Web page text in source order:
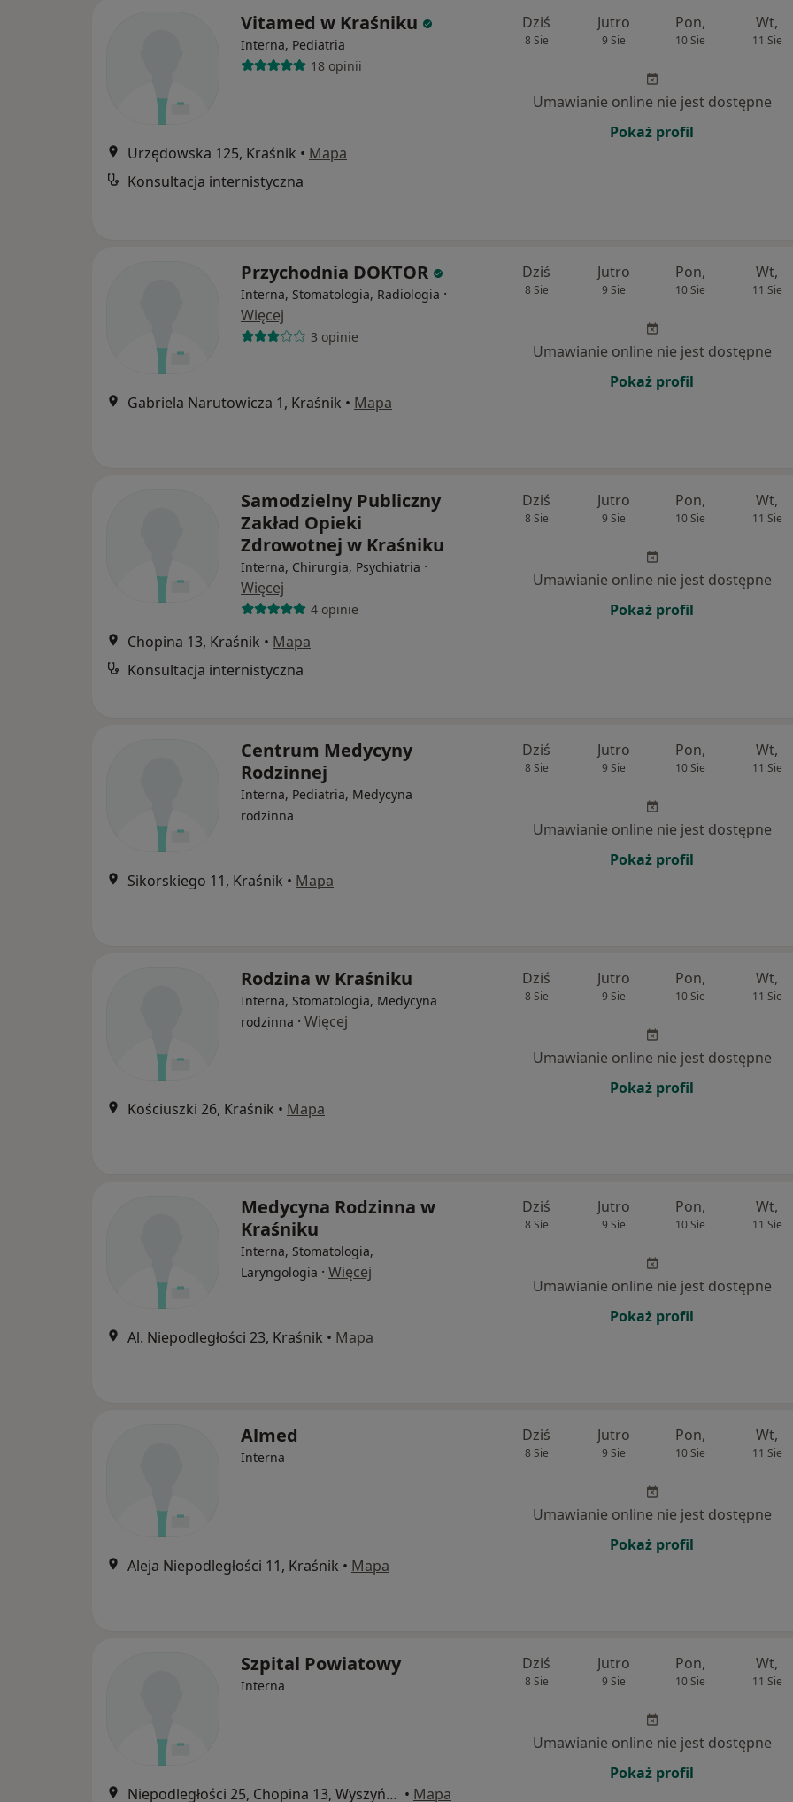
Vitamed w Kraśniku
Interna, Pediatria
18 opinii
Urzędowska 125, Kraśnik • Mapa
Konsultacja internistyczna
Dziś
8 Sie
Jutro
9 Sie
Pon,
10 Sie
Wt,
11 Sie
Umawianie online nie jest dostępne
Pokaż profil
Przychodnia DOKTOR
Interna, Stomatologia, Radiologia ·
Więcej
3 opinie
Gabriela Narutowicza 1, Kraśnik • Mapa
Dziś
8 Sie
Jutro
9 Sie
Pon,
10 Sie
Wt,
11 Sie
Umawianie online nie jest dostępne
Pokaż profil
Samodzielny Publiczny
Zakład Opieki
Zdrowotnej w Kraśniku
Interna, Chirurgia, Psychiatria ·
Więcej
4 opinie
Chopina 13, Kraśnik • Mapa
Konsultacja internistyczna
Dziś
8 Sie
Jutro
9 Sie
Pon,
10 Sie
Wt,
11 Sie
Umawianie online nie jest dostępne
Pokaż profil
Centrum Medycyny
Rodzinnej
Interna, Pediatria, Medycyna
rodzinna
Sikorskiego 11, Kraśnik • Mapa
Dziś
8 Sie
Jutro
9 Sie
Pon,
10 Sie
Wt,
11 Sie
Umawianie online nie jest dostępne
Pokaż profil
Rodzina w Kraśniku
Interna, Stomatologia, Medycyna
rodzinna · Więcej
Kościuszki 26, Kraśnik • Mapa
Dziś
8 Sie
Jutro
9 Sie
Pon,
10 Sie
Wt,
11 Sie
Umawianie online nie jest dostępne
Pokaż profil
Medycyna Rodzinna w
Kraśniku
Interna, Stomatologia,
Laryngologia · Więcej
Al. Niepodległości 23, Kraśnik • Mapa
Dziś
8 Sie
Jutro
9 Sie
Pon,
10 Sie
Wt,
11 Sie
Umawianie online nie jest dostępne
Pokaż profil
Almed
Interna
Aleja Niepodległości 11, Kraśnik • Mapa
Dziś
8 Sie
Jutro
9 Sie
Pon,
10 Sie
Wt,
11 Sie
Umawianie online nie jest dostępne
Pokaż profil
Szpital Powiatowy
Interna
Niepodległości 25, Chopina 13, Wyszyńskiego 6, Kraśnik • Mapa
Dziś
8 Sie
Jutro
9 Sie
Pon,
10 Sie
Wt,
11 Sie
Umawianie online nie jest dostępne
Pokaż profil